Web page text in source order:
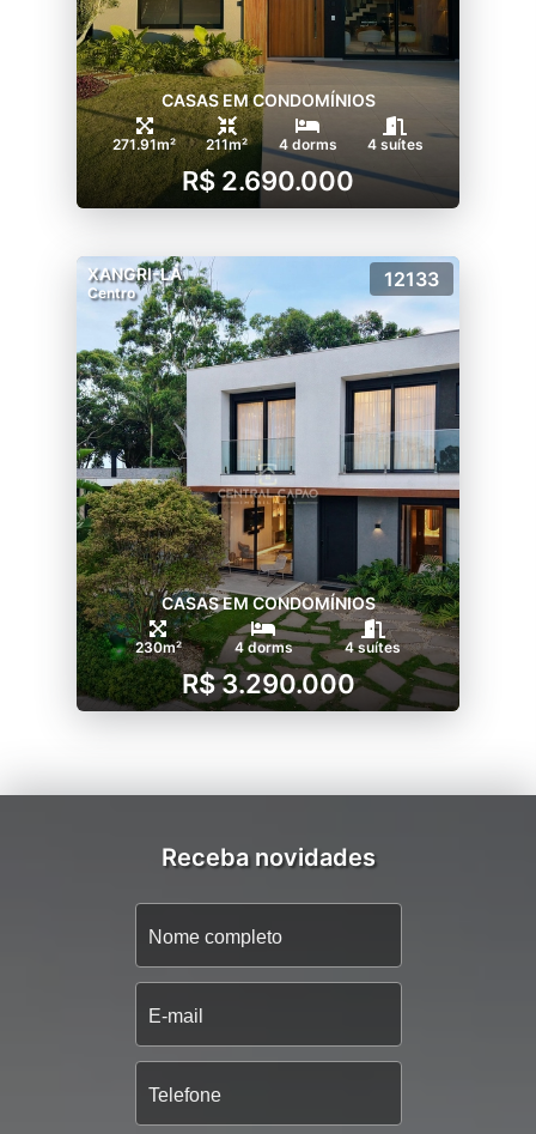
CASAS EM CONDOMÍNIOS
271.91m² 211m² 4 dorms 4 suítes
R$ 2.690.000
XANGRI-LÁ
Centro
12133
CASAS EM CONDOMÍNIOS
230m² 4 dorms 4 suítes
R$ 3.290.000
Receba novidades